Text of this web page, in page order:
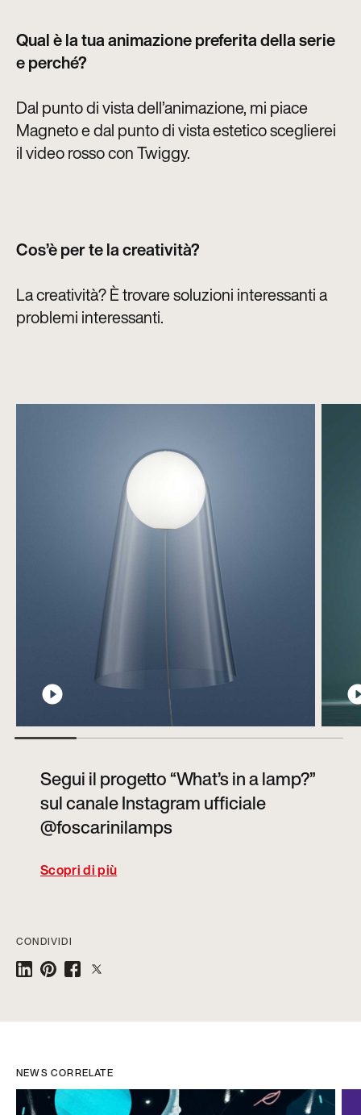
Qual è la tua animazione preferita della serie
e perché?
Dal punto di vista dell’animazione, mi piace
Magneto e dal punto di vista estetico sceglierei
il video rosso con Twiggy.
Cos’è per te la creatività?
La creatività? È trovare soluzioni interessanti a
problemi interessanti.
Segui il progetto “What’s in a lamp?”
sul canale Instagram ufficiale
@foscarinilamps
Scopri di più
CONDIVIDI
NEWS CORRELATE